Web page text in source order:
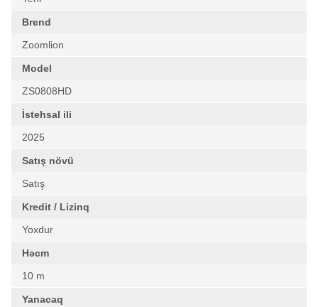
Brend
Zoomlion
Model
ZS0808HD
İstehsal ili
2025
Satış növü
Satış
Kredit / Lizinq
Yoxdur
Həcm
10 m
Yanacaq